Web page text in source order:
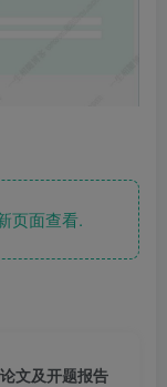
页面查看.
文及开题报告